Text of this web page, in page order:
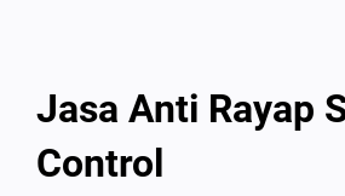
Jasa Anti Rayap
Control